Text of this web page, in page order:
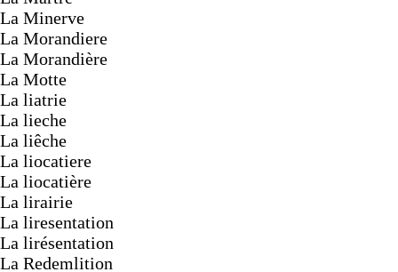
La Minerve
La Morandiere
La Morandière
La Motte
La liatrie
La lieche
La liêche
La liocatiere
La liocatière
La lirairie
La liresentation
La lirésentation
La Redemlition